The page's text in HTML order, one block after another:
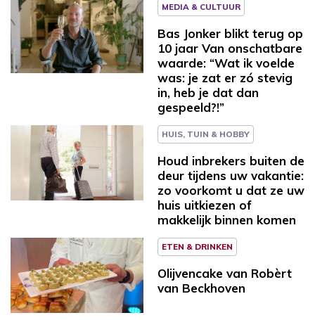
MEDIA & CULTUUR
Bas Jonker blikt terug op
10 jaar Van onschatbare
waarde: “Wat ik voelde
was: je zat er zó stevig
in, heb je dat dan
gespeeld?!”
HUIS, TUIN & HOBBY
Houd inbrekers buiten de
deur tijdens uw vakantie:
zo voorkomt u dat ze uw
huis uitkiezen of
makkelijk binnen komen
ETEN & DRINKEN
Olijvencake van Robèrt
van Beckhoven